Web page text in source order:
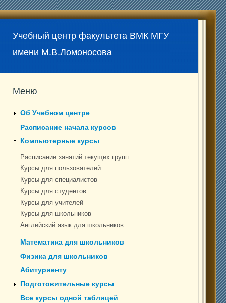
Учебный центр факультета ВМК МГУ
имени М.В.Ломоносова
Меню
Об Учебном центре
Расписание начала курсов
Компьютерные курсы
Расписание занятий текущих групп
Курсы для пользователей
Курсы для специалистов
Курсы для студентов
Курсы для учителей
Курсы для школьников
Английский язык для школьников
Математика для школьников
Физика для школьников
Абитуриенту
Подготовительные курсы
Все курсы одной таблицей